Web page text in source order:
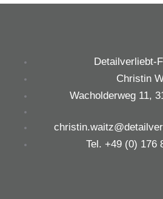
Detailverliebt-
Christin
Wacholderweg 11,
Tel. +49 (0) 176